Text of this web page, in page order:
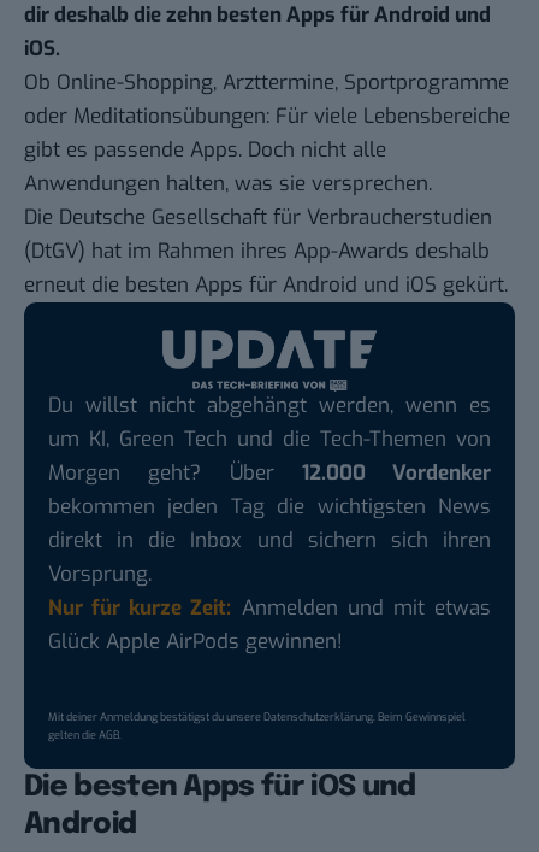
dir deshalb die zehn besten Apps für Android und
iOS.
Ob Online-Shopping, Arzttermine, Sportprogramme
oder Meditationsübungen: Für viele Lebensbereiche
gibt es passende Apps. Doch nicht alle
Anwendungen halten, was sie versprechen.
Die Deutsche Gesellschaft für Verbraucherstudien
(DtGV) hat im Rahmen ihres App-Awards deshalb
erneut die besten Apps für Android und iOS gekürt.
Du willst nicht abgehängt werden, wenn es
um KI, Green Tech und die Tech-Themen von
Morgen geht? Über 12.000 Vordenker
bekommen jeden Tag die wichtigsten News
direkt in die Inbox und sichern sich ihren
Vorsprung.
Nur für kurze Zeit: Anmelden und mit etwas
Glück Apple AirPods gewinnen!
Mit deiner Anmeldung bestätigst du unsereDatenschutzerklärung. Beim Gewinnspiel
gelten dieAGB.
Die besten Apps für iOS und
Android